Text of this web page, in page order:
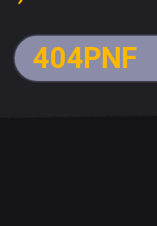
404PNF